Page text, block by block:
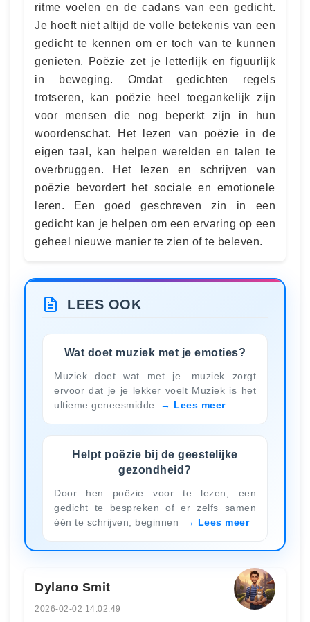
ritme voelen en de cadans van een gedicht.
Je hoeft niet altijd de volle betekenis van een
gedicht te kennen om er toch van te kunnen
genieten. Poëzie zet je letterlijk en figuurlijk
in beweging. Omdat gedichten regels
trotseren, kan poëzie heel toegankelijk zijn
voor mensen die nog beperkt zijn in hun
woordenschat. Het lezen van poëzie in de
eigen taal, kan helpen werelden en talen te
overbruggen. Het lezen en schrijven van
poëzie bevordert het sociale en emotionele
leren. Een goed geschreven zin in een
gedicht kan je helpen om een ervaring op een
geheel nieuwe manier te zien of te beleven.
LEES OOK
Wat doet muziek met je emoties?
Muziek doet wat met je. muziek zorgt
ervoor dat je je lekker voelt Muziek is het
ultieme geneesmidde
Lees meer
Helpt poëzie bij de geestelijke
gezondheid?
Door hen poëzie voor te lezen, een
gedicht te bespreken of er zelfs samen
één te schrijven, beginnen
Lees meer
Dylano Smit
2026-02-02 14:02:49